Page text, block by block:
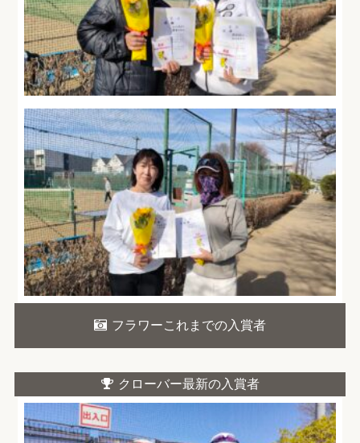
フラワーこれまでの入賞者
クローバー最新の入賞者